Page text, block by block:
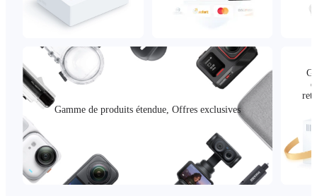
Gamme de produits étendue, Offres exclusives